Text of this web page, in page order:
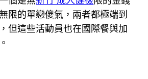
限的單戀傻氣，兩者都極端到
但這些活動員也在國際餐與加